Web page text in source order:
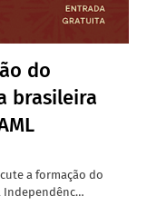
do
brasileira
a formação do
Independênc…